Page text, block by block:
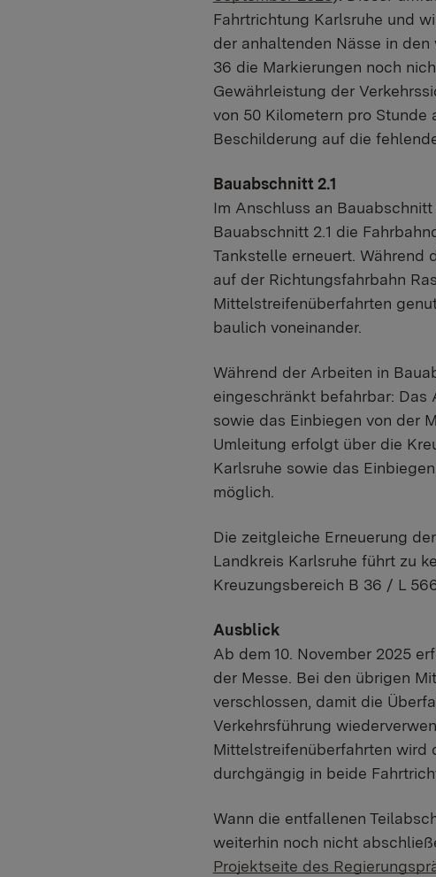
Fahrtrichtung Karlsruhe und
der anhaltenden Nässe in
36 die Markierungen noch
Gewährleistung der
von 50 Kilometern pro Stunde
Beschilderung auf die
Bauabschnitt 2.1
Im Anschluss an
Bauabschnitt 2.1 die
Tankstelle erneuert. Während
auf der Richtungsfahrbahn
Mittelstreifenüberfahrten
baulich voneinander.
Während der Arbeiten in
eingeschränkt befahrbar: Das
sowie das Einbiegen von der
Umleitung erfolgt über die
Karlsruhe sowie das
möglich.
Die zeitgleiche Erneuerung
Landkreis Karlsruhe führt zu
Kreuzungsbereich B 36 / L
Ausblick
Ab dem 10. November 2025
der Messe. Bei den übrigen
verschlossen, damit die
Verkehrsführung
Mittelstreifenüberfahrten wird
durchgängig in beide
Wann die entfallenen
weiterhin noch nicht
Projektseite des